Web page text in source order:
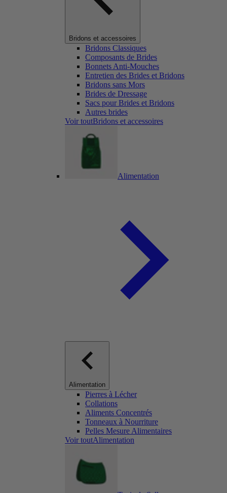
Bridons et accessoires
Bridons Classiques
Composants de Brides
Bonnets Anti-Mouches
Entretien des Brides et Bridons
Bridons sans Mors
Brides de Dressage
Sacs pour Brides et Bridons
Autres brides
Voir toutBridons et accessoires
Alimentation
Alimentation
Pierres à Lécher
Collations
Aliments Concentrés
Tonneaux à Nourriture
Pelles Mesure Alimentaires
Voir toutAlimentation